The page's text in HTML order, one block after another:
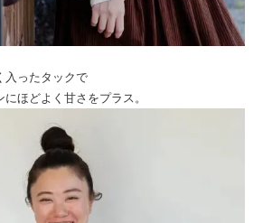
入ったタックで
ほどよく甘さをプラス。